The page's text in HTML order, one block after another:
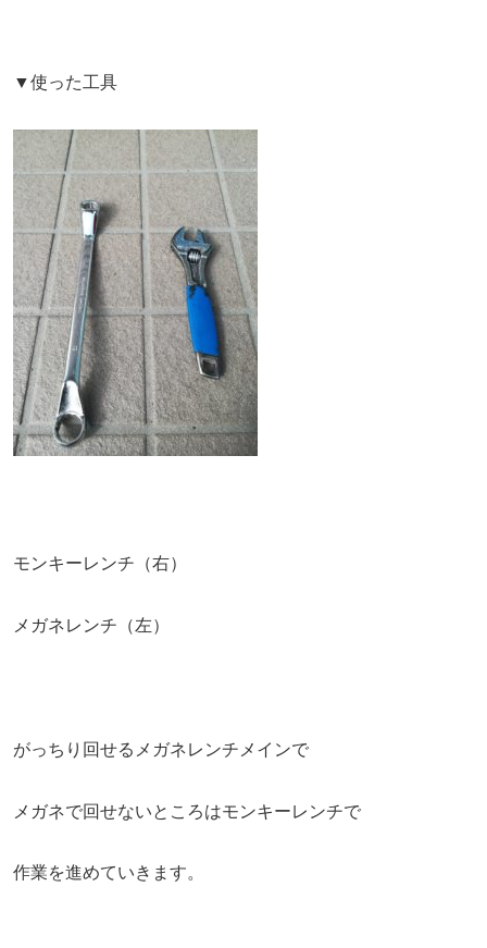
▼使った工具
モンキーレンチ（右）
メガネレンチ（左）
がっちり回せるメガネレンチメインで
メガネで回せないところはモンキーレンチで
作業を進めていきます。